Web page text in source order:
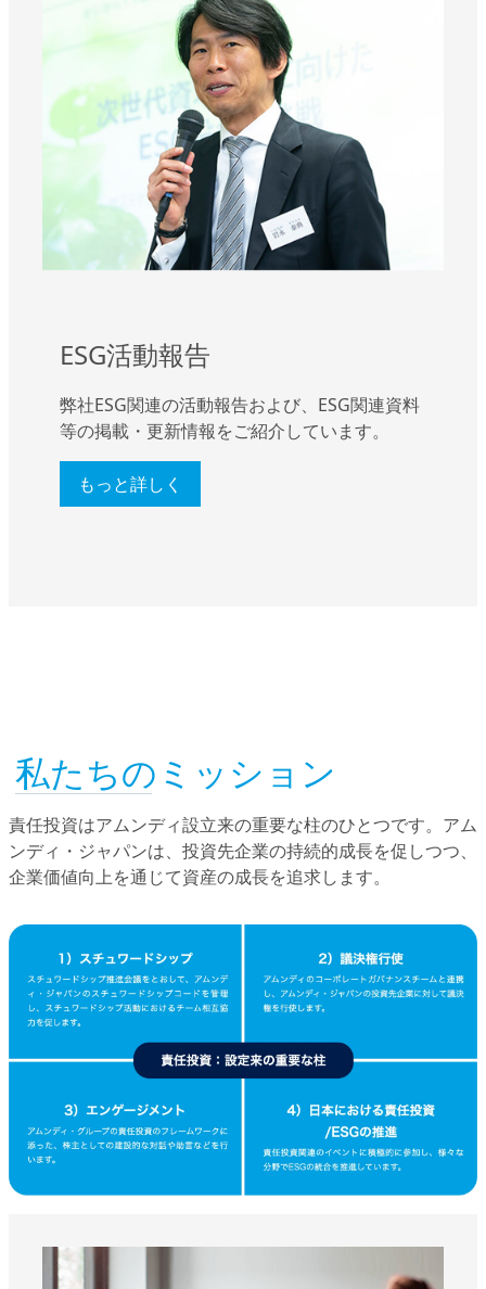
ESG活動報告
弊社ESG関連の活動報告および、ESG関連資料
等の掲載・更新情報をご紹介しています。
もっと詳しく
私たちのミッション
責任投資はアムンディ設立来の重要な柱のひとつです。アム
ンディ・ジャパンは、投資先企業の持続的成長を促しつつ、
企業価値向上を通じて資産の成長を追求します。